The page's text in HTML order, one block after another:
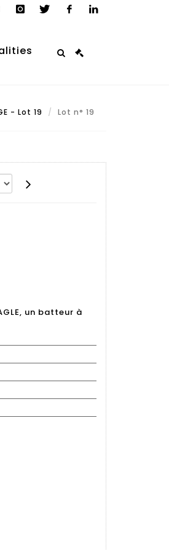
- Lot 19 Lot n° 19
un batteur à